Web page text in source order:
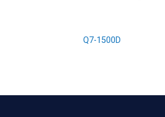
Q7-1500D